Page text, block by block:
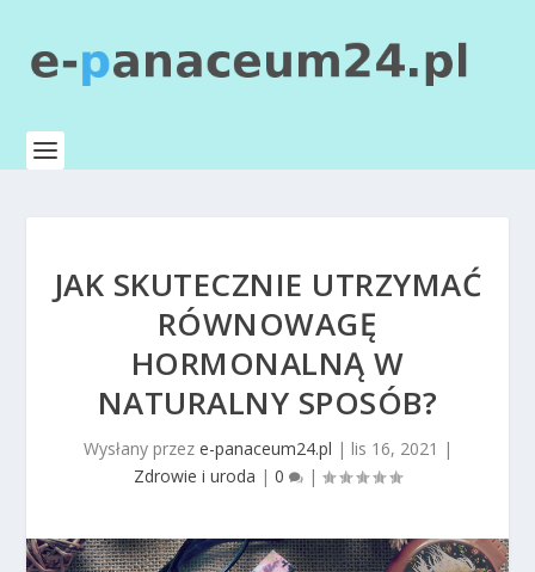
JAK SKUTECZNIE UTRZYMAĆ
RÓWNOWAGĘ
HORMONALNĄ W
NATURALNY SPOSÓB?
Wysłany przez e-panaceum24.pl | lis 16, 2021 |
Zdrowie i uroda | 0 |